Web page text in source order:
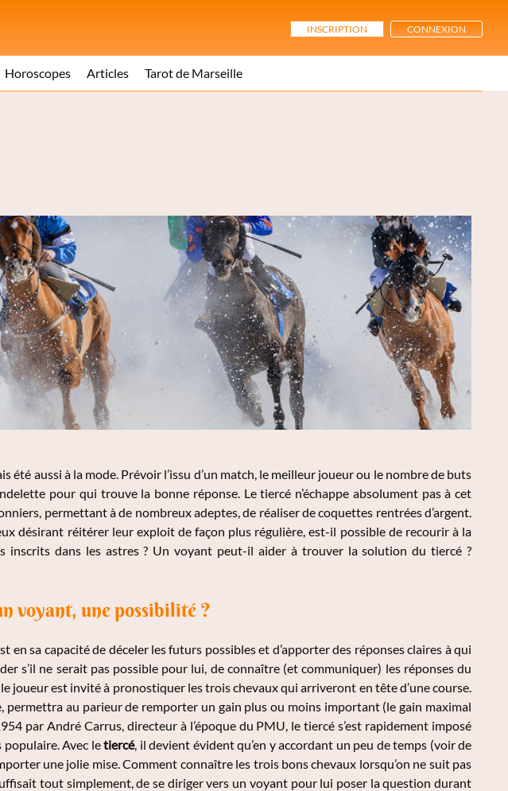
INSCRIPTION CONNEXION
Horoscopes Articles Tarot de Marseille
été aussi à la mode. Prévoir l’issu d’un match, le meilleur joueur ou le nombre de buts
pour qui trouve la bonne réponse. Le tiercé n’échappe absolument pas à cet
permettant à de nombreux adeptes, de réaliser de coquettes rentrées d’argent.
désirant réitérer leur exploit de façon plus régulière, est-il possible de recourir à la
inscrits dans les astres ? Un voyant peut-il aider à trouver la solution du tiercé ?
voyant, une possibilité ?
en sa capacité de déceler les futurs possibles et d’apporter des réponses claires à qui
s’il ne serait pas possible pour lui, de connaître (et communiquer) les réponses du
joueur est invité à pronostiquer les trois chevaux qui arriveront en tête d’une course.
permettra au parieur de remporter un gain plus ou moins important (le gain maximal
par André Carrus, directeur à l’époque du PMU, le tiercé s’est rapidement imposé
populaire. Avec letiercé, il devient évident qu’en y accordant un peu de temps (voir de
une jolie mise. Comment connaître les trois bons chevaux lorsqu’on ne suit pas
tout simplement, de se diriger vers un voyant pour lui poser la question durant